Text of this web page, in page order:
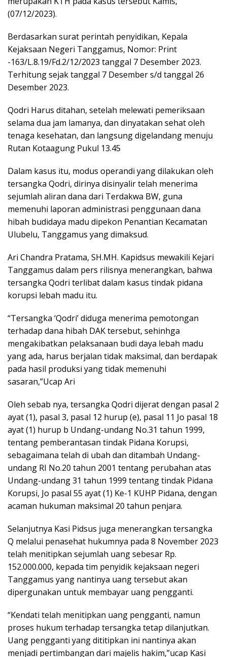
(07/12/2023).
Berdasarkan surat perintah penyidikan, Kepala
Kejaksaan Negeri Tanggamus, Nomor: Print
-163/L.8.19/Fd.2/12/2023 tanggal 7 Desember 2023.
Terhitung sejak tanggal 7 Desember s/d tanggal 26
Desember 2023.
Qodri Harus ditahan, setelah melewati pemeriksaan
selama dua jam lamanya, dan dinyatakan sehat oleh
tenaga kesehatan, dan langsung digelandang menuju
Rutan Kotaagung Pukul 13.45
Dalam kasus itu, modus operandi yang dilakukan oleh
tersangka Qodri, dirinya disinyalir telah menerima
sejumlah aliran dana dari Terdakwa BW, guna
memenuhi laporan administrasi penggunaan dana
hibah budidaya madu dipekon Penantian Kecamatan
Ulubelu, Tanggamus yang dimaksud.
Ari Chandra Pratama, SH.MH. Kapidsus mewakili Kejari
Tanggamus dalam pers rilisnya menerangkan, bahwa
tersangka Qodri terlibat dalam kasus tindak pidana
korupsi lebah madu itu.
“Tersangka ‘Qodri’ diduga menerima pemotongan
terhadap dana hibah DAK tersebut, sehinhga
mengakibatkan pelaksanaan budi daya lebah madu
yang ada, harus berjalan tidak maksimal, dan berdapak
pada hasil produksi yang tidak memenuhi
sasaran,”Ucap Ari
Oleh sebab nya, tersangka Qodri dijerat dengan pasal 2
ayat (1), pasal 3, pasal 12 hurup (e), pasal 11 Jo pasal 18
ayat (1) hurup b Undang-undang No.31 tahun 1999,
tentang pemberantasan tindak Pidana Korupsi,
sebagaimana telah di ubah dan ditambah Undang-
undang RI No.20 tahun 2001 tentang perubahan atas
Undang-undang 31 tahun 1999 tentang tindak Pidana
Korupsi, Jo pasal 55 ayat (1) Ke-1 KUHP Pidana, dengan
acaman hukuman maksimal 20 tahun penjara.
Selanjutnya Kasi Pidsus juga menerangkan tersangka
Q melalui penasehat hukumnya pada 8 November 2023
telah menitipkan sejumlah uang sebesar Rp.
152.000.000, kepada tim penyidik kejaksaan negeri
Tanggamus yang nantinya uang tersebut akan
dipergunakan untuk membayar uang pengganti.
“Kendati telah menitipkan uang pengganti, namun
proses hukum terhadap tersangka tetap dilanjutkan.
Uang pengganti yang dititipkan ini nantinya akan
menjadi pertimbangan dari majelis hakim,”ucap Kasi